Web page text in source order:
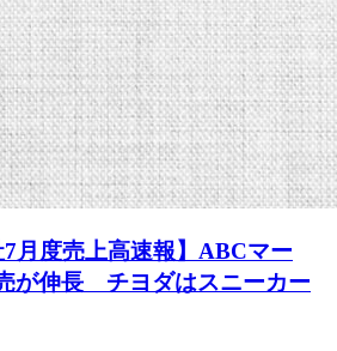
7月度売上高速報】ABCマー
が伸長 チヨダはスニーカー